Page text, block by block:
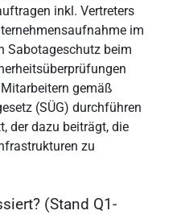
inkl. Vertreters
im
Sabotageschutz beim
gemäß
(SÜG) durchführen
der dazu beiträgt, die
zu
(Stand Q1-